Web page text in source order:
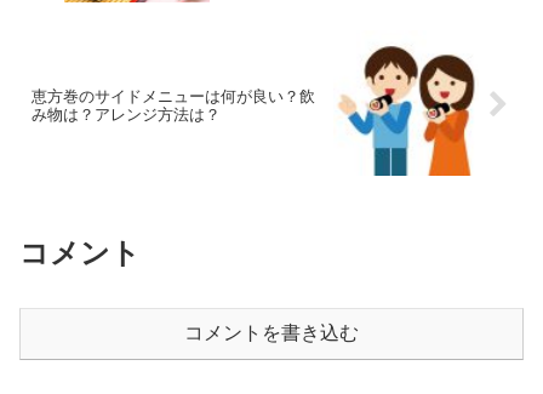
恵方巻のサイドメニューは何が良い？飲
み物は？アレンジ方法は？
コメント
コメントを書き込む